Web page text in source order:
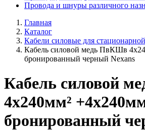
Провода и шнуры различного
Главная
Каталог
Кабели силовые для
Кабель силовой медь ПвКШв
бронированный черный Nexans
Кабель силовой
4x240мм²
бронированный